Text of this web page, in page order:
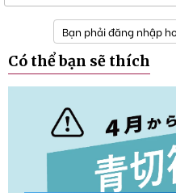
Bạn phải đăng nhập
Có thể bạn sẽ thích